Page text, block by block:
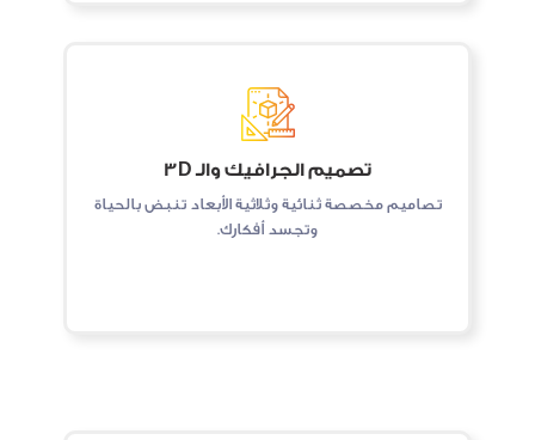
تصميم الجرافيك والـ 3D
تصاميم مخصصة ثنائية وثلاثية الأبعاد تنبض بالحياة
وتجسد أفكارك.